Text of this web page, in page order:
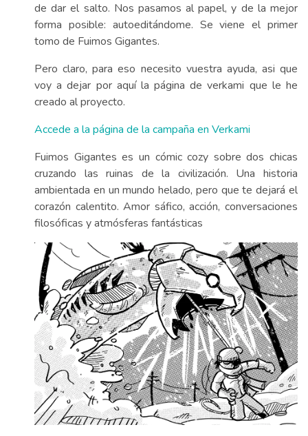
de dar el salto. Nos pasamos al papel, y de la mejor
forma posible: autoeditándome. Se viene el primer
tomo de Fuimos Gigantes.
Pero claro, para eso necesito vuestra ayuda, asi que
voy a dejar por aquí la página de verkami que le he
creado al proyecto.
Accede a la página de la campaña en Verkami
Fuimos Gigantes es un cómic cozy sobre dos chicas
cruzando las ruinas de la civilización. Una historia
ambientada en un mundo helado, pero que te dejará el
corazón calentito. Amor sáfico, acción, conversaciones
filosóficas y atmósferas fantásticas